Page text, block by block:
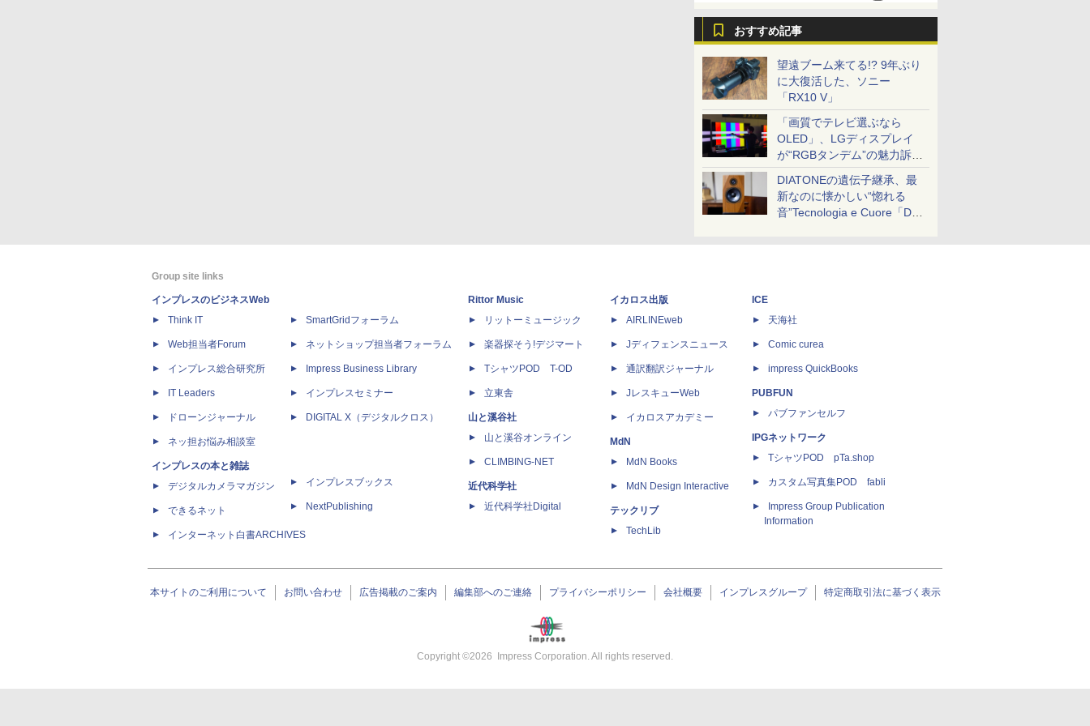
おすすめ記事
望遠ブーム来てる!? 9年ぶり
に大復活した、ソニー
「RX10 V」
「画質でテレビ選ぶなら
OLED」、LGディスプレイ
が“RGBタンデム”の魅力訴
求。液晶とのガチ比較も
DIATONEの遺伝子継承、最
新なのに懐かしい“惚れる
音”Tecnologia e Cuore「DS-
Group site links
インプレスのビジネスWeb
Think IT
Web担当者Forum
インプレス総合研究所
IT Leaders
ドローンジャーナル
ネッ担お悩み相談室
インプレスの本と雑誌
デジタルカメラマガジン
できるネット
インターネット白書ARCHIVES
SmartGridフォーラム
ネットショップ担当者フォーラム
Impress Business Library
インプレスセミナー
DIGITAL X（デジタルクロス）
インプレスブックス
NextPublishing
Rittor Music
リットーミュージック
楽器探そう!デジマート
TシャツPOD T-OD
立東舎
山と溪谷社
山と溪谷オンライン
CLIMBING-NET
近代科学社
近代科学社Digital
イカロス出版
AIRLINEweb
Jディフェンスニュース
通訳翻訳ジャーナル
JレスキューWeb
イカロスアカデミー
MdN
MdN Books
MdN Design Interactive
テックリブ
TechLib
ICE
天海社
Comic curea
impress QuickBooks
PUBFUN
パブファンセルフ
IPGネットワーク
TシャツPOD pTa.shop
カスタム写真集POD fabli
Impress Group Publication
Information
本サイトのご利用について お問い合わせ 広告掲載のご案内 編集部へのご連絡 プライバシーポリシー 会社概要 インプレスグループ 特定商取引法に基づく表示
Copyright ©2026 Impress Corporation. All rights reserved.